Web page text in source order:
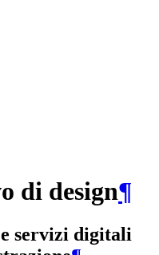
di design¶
servizi digitali